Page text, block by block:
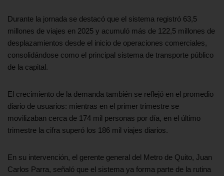
Durante la jornada se destacó que el sistema registró 63,5
millones de viajes en 2025 y acumuló más de 122,5 millones de
desplazamientos desde el inicio de operaciones comerciales,
consolidándose como el principal sistema de transporte público
de la capital.
El crecimiento de la demanda también se reflejó en el promedio
diario de usuarios: mientras en el primer trimestre se
movilizaban cerca de 174 mil personas por día, en el último
trimestre la cifra superó los 186 mil viajes diarios.
En su intervención, el gerente general del Metro de Quito, Juan
Carlos Parra, señaló que el sistema ya forma parte de la rutina